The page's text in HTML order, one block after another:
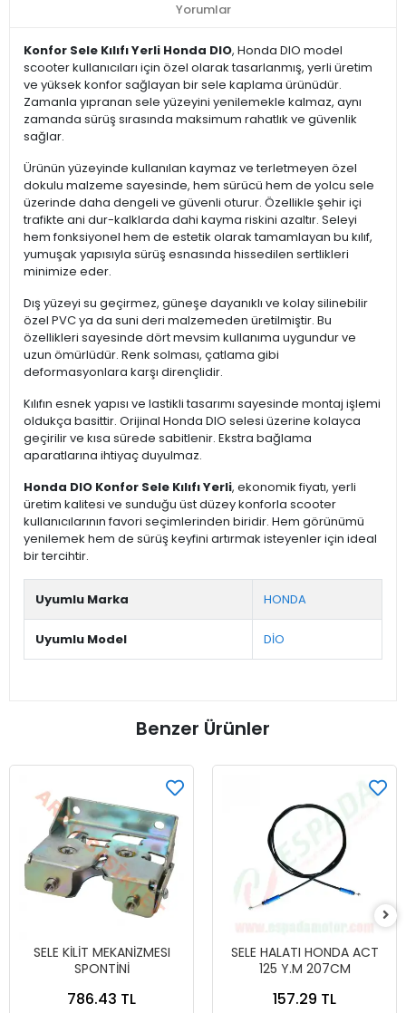
Yorumlar
Konfor Sele Kılıfı Yerli Honda DIO, Honda DIO model
scooter kullanıcıları için özel olarak tasarlanmış, yerli üretim
ve yüksek konfor sağlayan bir sele kaplama ürünüdür.
Zamanla yıpranan sele yüzeyini yenilemekle kalmaz, aynı
zamanda sürüş sırasında maksimum rahatlık ve güvenlik
sağlar.
Ürünün yüzeyinde kullanılan kaymaz ve terletmeyen özel
dokulu malzeme sayesinde, hem sürücü hem de yolcu sele
üzerinde daha dengeli ve güvenli oturur. Özellikle şehir içi
trafikte ani dur-kalklarda dahi kayma riskini azaltır. Seleyi
hem fonksiyonel hem de estetik olarak tamamlayan bu kılıf,
yumuşak yapısıyla sürüş esnasında hissedilen sertlikleri
minimize eder.
Dış yüzeyi su geçirmez, güneşe dayanıklı ve kolay silinebilir
özel PVC ya da suni deri malzemeden üretilmiştir. Bu
özellikleri sayesinde dört mevsim kullanıma uygundur ve
uzun ömürlüdür. Renk solması, çatlama gibi
deformasyonlara karşı dirençlidir.
Kılıfın esnek yapısı ve lastikli tasarımı sayesinde montaj işlemi
oldukça basittir. Orijinal Honda DIO selesi üzerine kolayca
geçirilir ve kısa sürede sabitlenir. Ekstra bağlama
aparatlarına ihtiyaç duyulmaz.
Honda DIO Konfor Sele Kılıfı Yerli, ekonomik fiyatı, yerli
üretim kalitesi ve sunduğu üst düzey konforla scooter
kullanıcılarının favori seçimlerinden biridir. Hem görünümü
yenilemek hem de sürüş keyfini artırmak isteyenler için ideal
bir tercihtir.
Uyumlu Marka HONDA
Uyumlu Model DİO
Benzer Ürünler
SELE KİLİT MEKANİZMESI
SPONTİNİ
786.43 TL
SELE HALATI HONDA ACT
125 Y.M 207CM
157.29 TL